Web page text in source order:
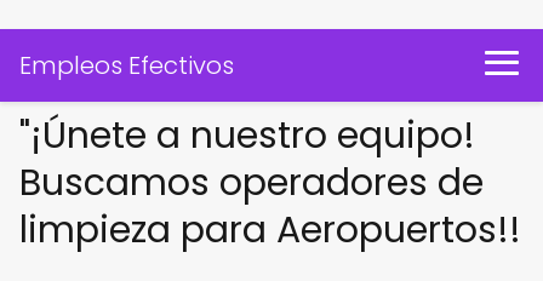
Empleos Efectivos
"¡Únete a nuestro equipo!
Buscamos operadores de
limpieza para Aeropuertos!!